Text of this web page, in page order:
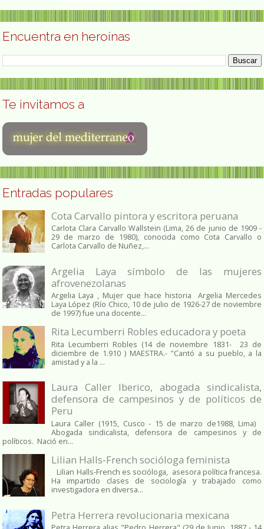
Encuentra en heroínas
Te invitamos a
Entradas populares
Cota Carvallo pintora y escritora peruana
Carlota Clara Carvallo Wallstein (Lima, 26 de junio de 1909 -
29 de marzo de 1980), conocida como Cota Carvallo o
Carlota Carvallo de Nuñez,...
Argelia Laya símbolo de las mujeres
afrovenezolanas
Argelia Laya , Mujer que hace historia Argelia Mercedes
Laya López (Río Chico, 10 de julio de 1926-27 de noviembre
de 1997) fue una docente...
Rita Lecumberri Robles educadora y poeta
Rita Lecumberri Robles (14 de noviembre 1831- 23 de
diciembre de 1.910 ) MAESTRA.- "Cantó a su pueblo, a la
amistad y a la ...
Laura Caller Iberico, abogada sindicalista,
defensora de campesinos y de políticos de
Peru
Laura Caller (1915, Cusco - 15 de marzo de1988, Lima)
Abogada sindicalista, defensora de campesinos y de
políticos. Nació en...
Lilian Halls-French socióloga feminista
Lilian Halls-French es socióloga, asesora política francesa.
Ha impartido clases de sociología y trabajado como
investigadora en diversa...
Petra Herrera revolucionaria mexicana